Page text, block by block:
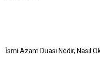
İsmi Azam Duası Nedir, Nasıl